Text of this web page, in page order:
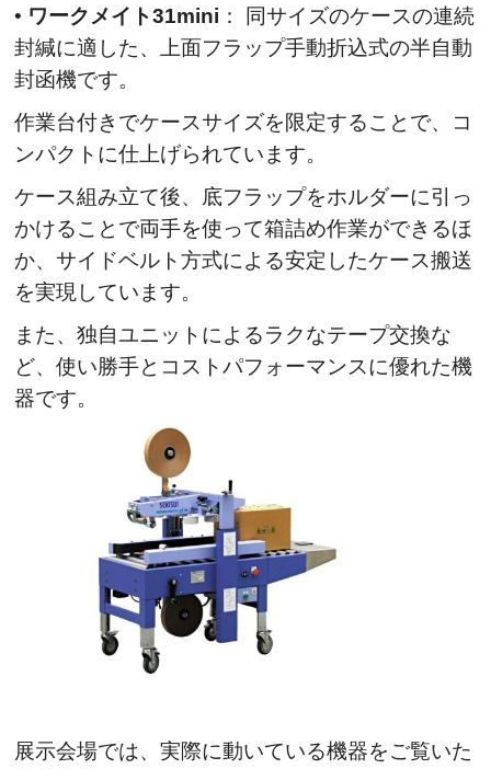
• ワークメイト31mini ： 同サイズのケースの連続
封緘に適した、上面フラップ手動折込式の半自動
封函機です。
作業台付きでケースサイズを限定することで、コ
ンパクトに仕上げられています。
ケース組み立て後、底フラップをホルダーに引っ
かけることで両手を使って箱詰め作業ができるほ
か、サイドベルト方式による安定したケース搬送
を実現しています。
また、独自ユニットによるラクなテープ交換な
ど、使い勝手とコストパフォーマンスに優れた機
器です。
展示会場では、実際に動いている機器をご覧いた